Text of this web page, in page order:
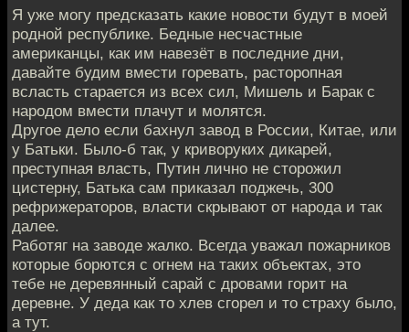
Я уже могу предсказать какие новости будут в моей
родной республике. Бедные несчастные
американцы, как им навезёт в последние дни,
давайте будим вмести горевать, расторопная
всласть старается из всех сил, Мишель и Барак с
народом вмести плачут и молятся.
Другое дело если бахнул завод в России, Китае, или
у Батьки. Было-б так, у криворуких дикарей,
преступная власть, Путин лично не сторожил
цистерну, Батька сам приказал поджечь, 300
рефрижераторов, власти скрывают от народа и так
далее.
Работяг на заводе жалко. Всегда уважал пожарников
которые борются с огнем на таких объектах, это
тебе не деревянный сарай с дровами горит на
деревне. У деда как то хлев сгорел и то страху было,
а тут.